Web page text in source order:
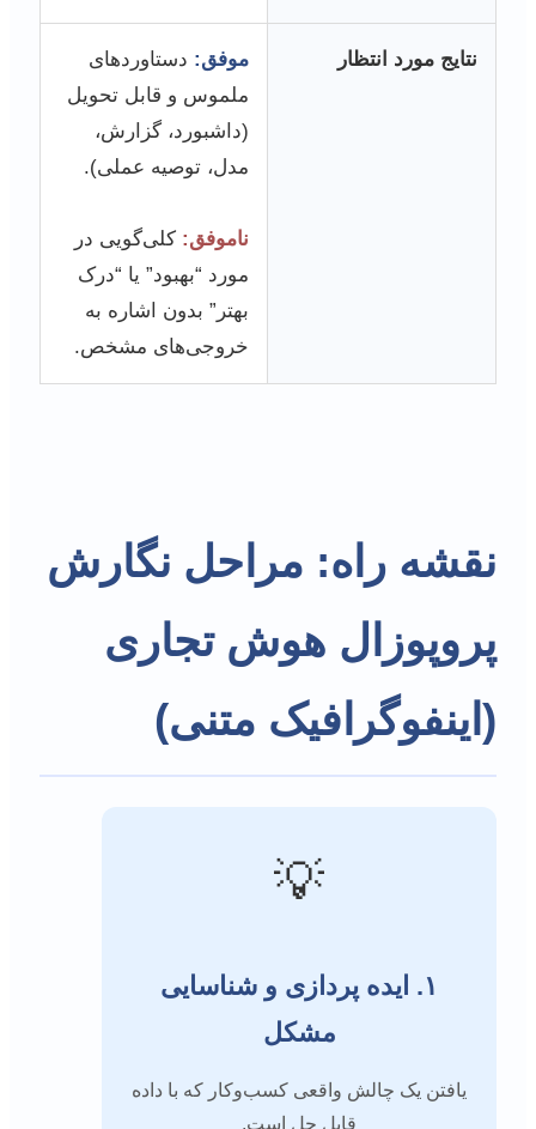
نتایج مورد انتظار موفق: دستاوردهای
ملموس و قابل تحویل
(داشبورد، گزارش،
مدل، توصیه عملی).
ناموفق: کلی‌گویی در
مورد “بهبود” یا “درک
بهتر” بدون اشاره به
خروجی‌های مشخص.
نقشه راه: مراحل نگارش
پروپوزال هوش تجاری
(اینفوگرافیک متنی)
💡
۱. ایده پردازی و شناسایی
مشکل
یافتن یک چالش واقعی کسب‌وکار که با داده
قابل حل است.